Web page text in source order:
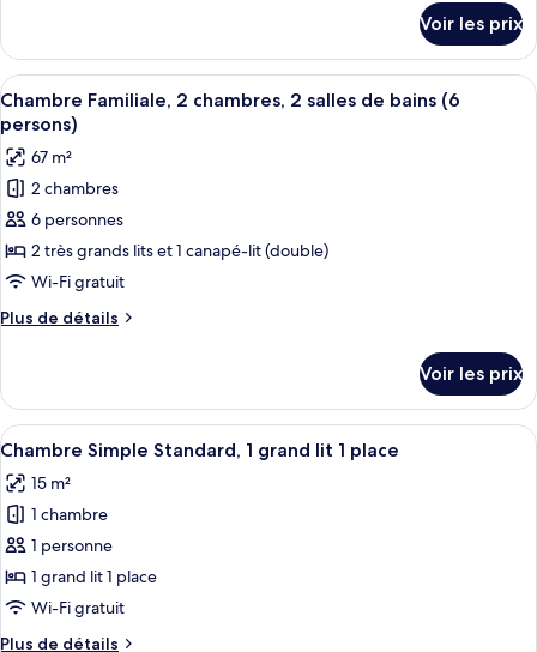
2
chambres,
2
salles
de
bains
(4
persons)
le
type
de
chambre
Chambre
Familiale,
2
chambres,
2
salles
bains
(4
persons)
Voir les prix
Afficher
toutes
les
photos
pour
ce
type
de
chambre :
Chambre
2
chambres,
2
salles
de
bains
(6
persons)
Minibar, coffres-forts dans les
10
Chambre Familiale, 2 chambres, 2 salles de bains (6
persons)
67 m²
2 chambres
6 personnes
2 très grands lits et 1 canapé-lit (double)
Wi-Fi gratuit
Plus de détails
Plus
le
type
de
Chambre
Familiale,
chambres,
2
salles
de
bains
Voir les prix
Afficher
toutes
les
photos
pour
ce
type
Une chambre d’hôtel avec un
16
Chambre Simple Standard, 1 grand lit 1 place
15 m²
1 chambre
1 personne
1 grand lit 1 place
Wi-Fi gratuit
Plus de détails
Plus